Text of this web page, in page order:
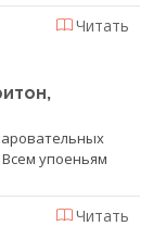
Читать
упоеньям
Читать